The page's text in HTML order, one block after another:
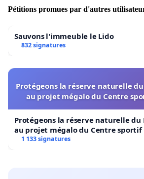
Pétitions promues par d'autres
Sauvons l'immeuble le Lido
832 signatures
Protégeons la réserve naturelle
au projet mégalo du Centre
Protégeons la réserve naturelle du
au projet mégalo du Centre sportif
1 133 signatures